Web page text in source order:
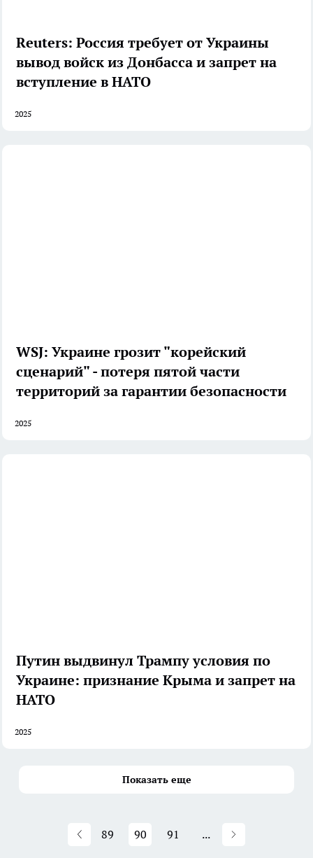
Reuters: Россия требует от Украины
вывод войск из Донбасса и запрет на
вступление в НАТО
2025
WSJ: Украине грозит "корейский
сценарий" - потеря пятой части
территорий за гарантии безопасности
2025
Путин выдвинул Трампу условия по
Украине: признание Крыма и запрет на
НАТО
2025
Показать еще
89 90 91 ...